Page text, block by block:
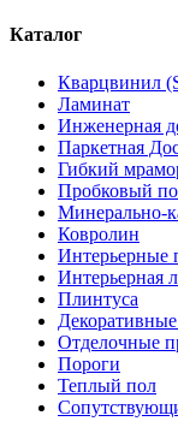
Каталог
Кварцвинил
Ламинат
Инженерная
Паркетная
Гибкий
Пробковый
Минерально-
Ковролин
Интерьерные
Интерьерная
Плинтуса
Отделочные
Пороги
Теплый пол